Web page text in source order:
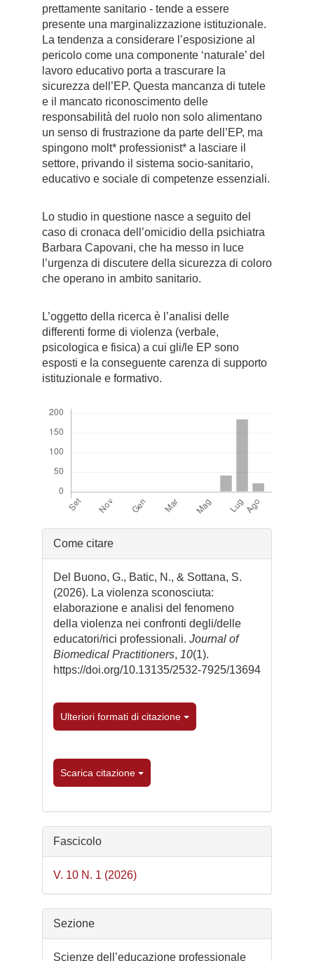
prettamente sanitario - tende a essere
presente una marginalizzazione istituzionale.
La tendenza a considerare l’esposizione al
pericolo come una componente ‘naturale’ del
lavoro educativo porta a trascurare la
sicurezza dell’EP. Questa mancanza di tutele
e il mancato riconoscimento delle
responsabilità del ruolo non solo alimentano
un senso di frustrazione da parte dell’EP, ma
spingono molt* professionist* a lasciare il
settore, privando il sistema socio-sanitario,
educativo e sociale di competenze essenziali.
Lo studio in questione nasce a seguito del
caso di cronaca dell’omicidio della psichiatra
Barbara Capovani, che ha messo in luce
l’urgenza di discutere della sicurezza di coloro
che operano in ambito sanitario.
L’oggetto della ricerca è l’analisi delle
differenti forme di violenza (verbale,
psicologica e fisica) a cui gli/le EP sono
esposti e la conseguente carenza di supporto
istituzionale e formativo.
Dettagli
dell'articolo
Come citare
Del Buono, G., Batic, N., & Sottana, S.
(2026). La violenza sconosciuta:
elaborazione e analisi del fenomeno
della violenza nei confronti degli/delle
educatori/rici professionali. Journal of
Biomedical Practitioners, 10(1).
https://doi.org/10.13135/2532-7925/13694
Ulteriori formati di citazione
Scarica citazione
Fascicolo
V. 10 N. 1 (2026)
Sezione
Scienze dell’educazione professionale